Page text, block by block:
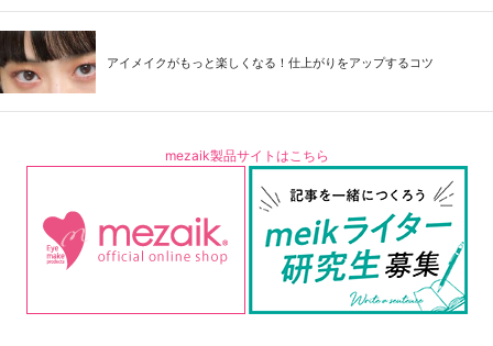
アイメイクがもっと楽しくなる！仕上がりをアップするコツ
mezaik製品サイトはこちら